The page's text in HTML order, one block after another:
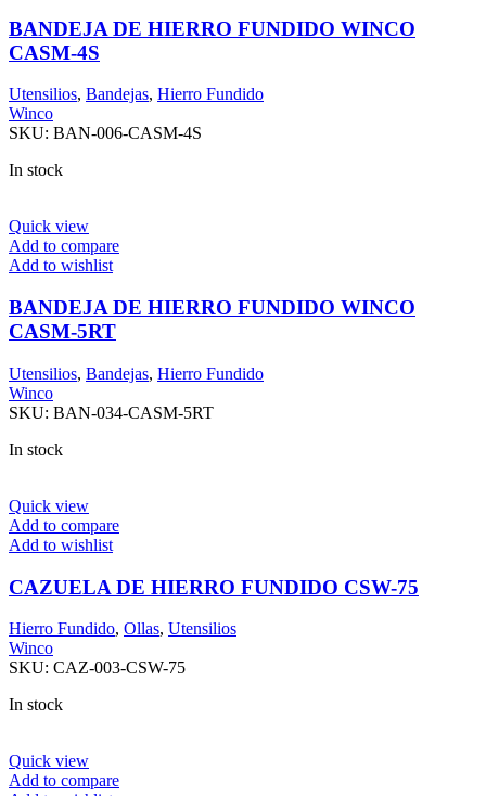
BANDEJA DE HIERRO FUNDIDO WINCO
CASM-4S
Utensilios, Bandejas, Hierro Fundido
Winco
SKU: BAN-006-CASM-4S
In stock
Quick view
Add to compare
Add to wishlist
BANDEJA DE HIERRO FUNDIDO WINCO
CASM-5RT
Utensilios, Bandejas, Hierro Fundido
Winco
SKU: BAN-034-CASM-5RT
In stock
Quick view
Add to compare
Add to wishlist
CAZUELA DE HIERRO FUNDIDO CSW-75
Hierro Fundido, Ollas, Utensilios
Winco
SKU: CAZ-003-CSW-75
In stock
Quick view
Add to compare